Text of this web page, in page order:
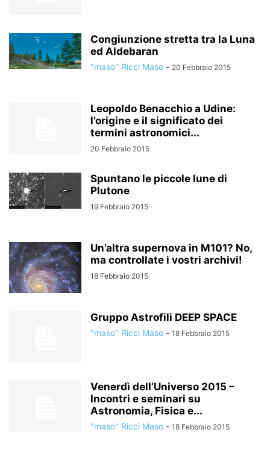
Congiunzione stretta tra la Luna
ed Aldebaran
"maso" Ricci Maso - 20 Febbraio 2015
Leopoldo Benacchio a Udine:
l’origine e il significato dei
termini astronomici...
20 Febbraio 2015
Spuntano le piccole lune di
Plutone
19 Febbraio 2015
Un’altra supernova in M101? No,
ma controllate i vostri archivi!
18 Febbraio 2015
Gruppo Astrofili DEEP SPACE
"maso" Ricci Maso - 18 Febbraio 2015
Venerdì dell’Universo 2015 –
Incontri e seminari su
Astronomia, Fisica e...
"maso" Ricci Maso - 18 Febbraio 2015